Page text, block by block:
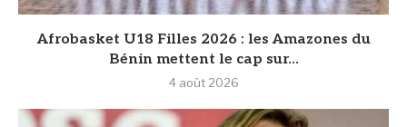
Afrobasket U18 Filles 2026 : les Amazones du
Bénin mettent le cap sur...
4 août 2026